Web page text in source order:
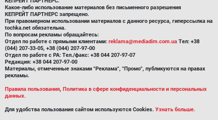
Какое-либо использование материалов без письменного разрешения
КЕПРЕЙТ ПАРТНЕРС запрещено.
При правомерном использовании материалов с данного ресурса, гиперссылка на
tochka.net обязательна.
По вопросам рекламы обращайтесь:
Отдел по работе с прямыми клиентами: reklama@mediadim.com.ua Тел: +38
(044) 207-33-05, +38 (044) 207-97-00
Отдел по работе с РА: Тел./факс: +38 044 207-97-07
Редакция: +38 044 207-97-00
Материалы, отмеченные знаками "Реклама", "Промо", публикуются на правах
рекламы.
Правила пользования, Политика в сфере конфиденциальности и персональных
данных.
Для удобства пользования сайтом используются Cookies. Узнать больше.